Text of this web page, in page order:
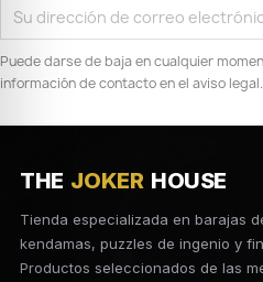
Puede darse de baja en cualquier
información de contacto en el aviso legal.
THE JOKER HOUSE
Tienda especializada en barajas
kendamas, puzzles de ingenio y
Productos seleccionados de las